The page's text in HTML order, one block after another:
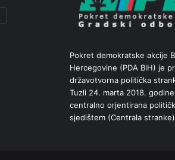
Pokret demokratske akcije
Hercegovine (PDA BiH) je
državotvorna politička
Tuzli 24. marta 2018.
centralno orjentirana
sjedištem (Centrala